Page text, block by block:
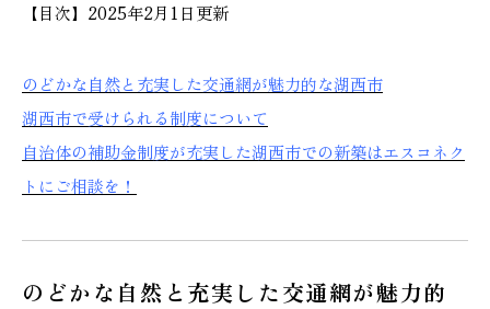
プライバシーポリシー
本社
053-488-5127
浜松店
【目次】2025年2月1日更新
のどかな自然と充実した交通網が魅力的な湖西市
湖西市で受けられる制度について
自治体の補助金制度が充実した湖西市での新築はエスコネク
トにご相談を！
のどかな自然と充実した交通網が魅力的